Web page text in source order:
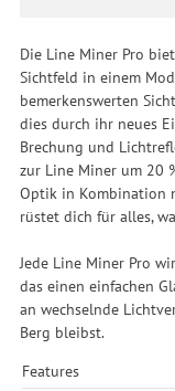
Die Line Miner Pro
Sichtfeld in einem
bemerkenswerten
dies durch ihr neues
Brechung und
zur Line Miner um 20
Optik in Kombination
rüstet dich für alles,
Jede Line Miner Pro
das einen einfachen
an wechselnde
Berg bleibst.
Features